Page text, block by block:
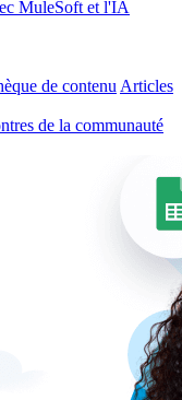
MuleSoft et l'IA
de contenu Articles
de la communauté